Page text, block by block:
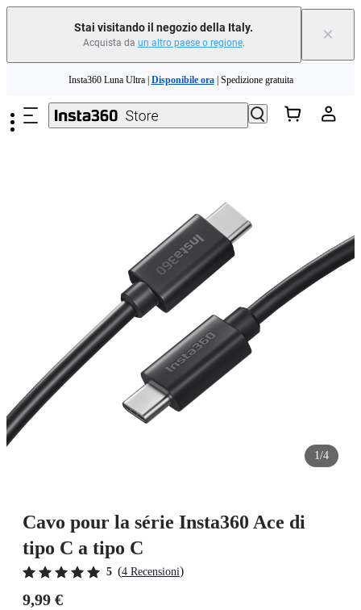
Stai visitando il negozio della Italy.
Acquista da un altro paese o regione. ×
Need shopping help? | Chat with our experts now!
Insta360 Luna Ultra | Disponibile ora| Spedizione gratuita
1/4
Cavo pour la série Insta360 Ace di
tipo C a tipo C
5 (4 Recensioni)
9,99 €